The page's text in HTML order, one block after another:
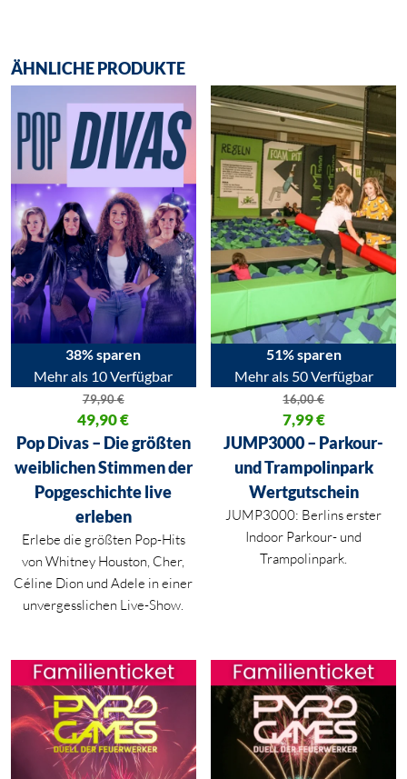
ÄHNLICHE PRODUKTE
38% sparen
Mehr als 10 Verfügbar
79,90€
Ursprünglicher Preis war: 79,90 €
49,90€
Aktueller Preis ist: 49,90 €.
Pop Divas – Die größten
weiblichen Stimmen der
Popgeschichte live
erleben
Erlebe die größten Pop-Hits
von Whitney Houston, Cher,
Céline Dion und Adele in einer
unvergesslichen Live-Show.
51% sparen
Mehr als 50 Verfügbar
16,00€
Ursprünglicher Preis war:
7,99€
Aktueller Preis ist: 7,99 €.
JUMP3000 – Parkour-
und Trampolinpark
Wertgutschein
JUMP3000: Berlins erster
Indoor Parkour- und
Trampolinpark.